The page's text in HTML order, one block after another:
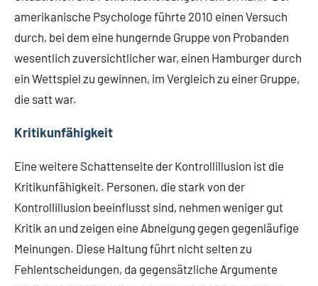
amerikanische Psychologe führte 2010 einen Versuch
durch, bei dem eine hungernde Gruppe von Probanden
wesentlich zuversichtlicher war, einen Hamburger durch
ein Wettspiel zu gewinnen, im Vergleich zu einer Gruppe,
die satt war.
Kritikunfähigkeit
Eine weitere Schattenseite der Kontrollillusion ist die
Kritikunfähigkeit. Personen, die stark von der
Kontrollillusion beeinflusst sind, nehmen weniger gut
Kritik an und zeigen eine Abneigung gegen gegenläufige
Meinungen. Diese Haltung führt nicht selten zu
Fehlentscheidungen, da gegensätzliche Argumente